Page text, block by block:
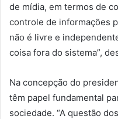
de mídia, em termos de
controle de informações
não é livre e
coisa fora do sistema”,
Na concepção do
têm papel fundamental
sociedade. “A questão